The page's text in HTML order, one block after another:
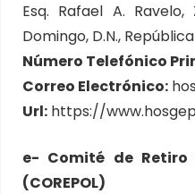
Esq. Rafael A.
Domingo, D.N.,
Número Telefónico
Correo Electrónico:
Url: https://
e- Comité de
(COREPOL)